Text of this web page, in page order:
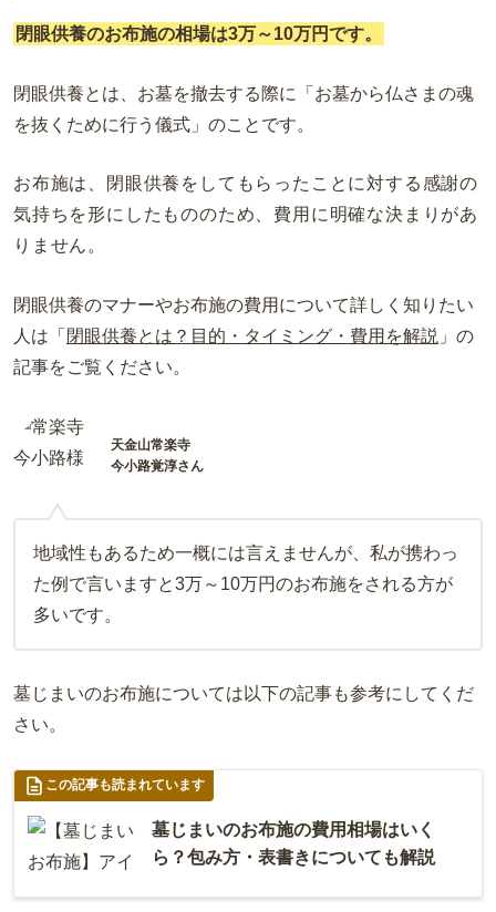
閉眼供養のお布施の相場は3万～10万円です。
閉眼供養とは、お墓を撤去する際に「お墓から仏さまの魂
を抜くために行う儀式」のことです。
お布施は、閉眼供養をしてもらったことに対する感謝の
気持ちを形にしたもののため、費用に明確な決まりがあ
りません。
閉眼供養のマナーやお布施の費用について詳しく知りたい
人は「 閉眼供養とは？目的・タイミング・費用を解説 」の
記事をご覧ください。
天金山常楽寺
今小路覚淳さん
地域性もあるため一概には言えませんが、私が携わっ
た例で言いますと3万～10万円のお布施をされる方が
多いです。
墓じまいのお布施については以下の記事も参考にしてくだ
さい。
この記事も読まれています
墓じまいのお布施の費用相場はいく
ら？包み方・表書きについても解説